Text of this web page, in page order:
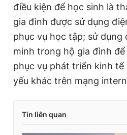
điều kiện để học sinh là
gia đình được sử dụng
phục vụ học tập; sử dụng
minh trong hộ gia đình
phục vụ phát triển kinh
yếu khác trên mạng
Tin liên quan